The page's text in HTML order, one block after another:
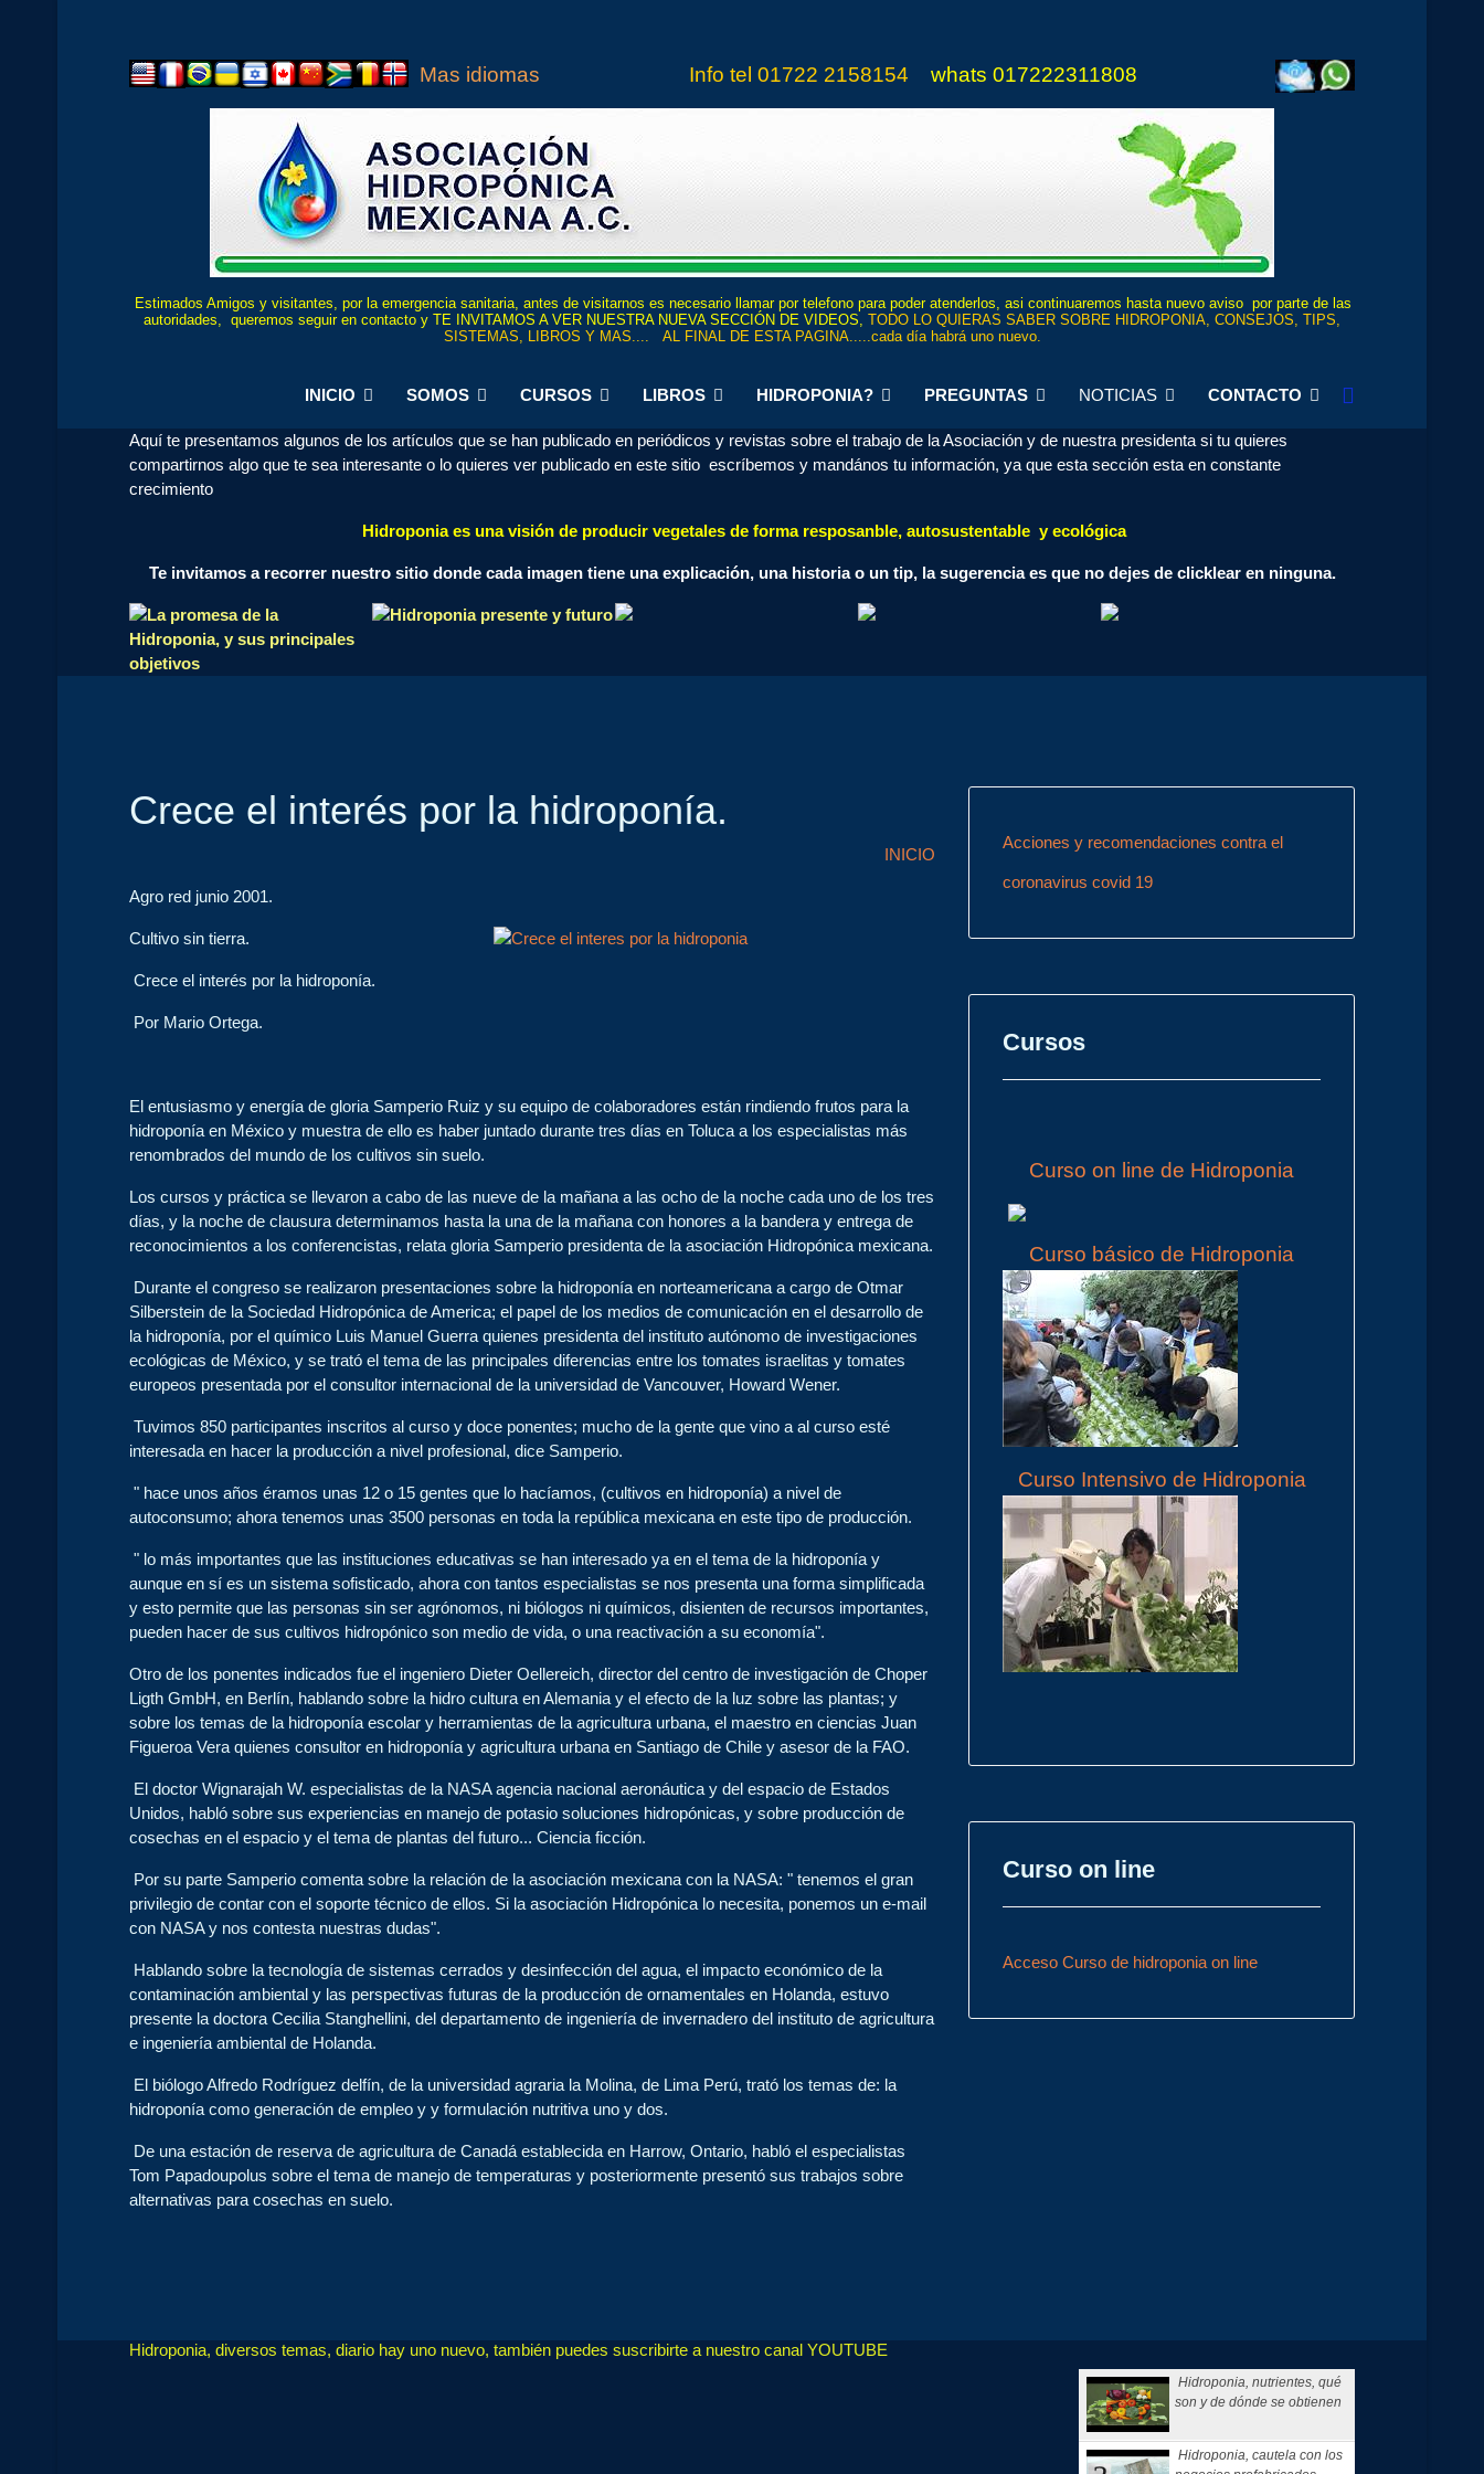
Mas idiomas Info tel 01722 2158154 whats 017222311808
Estimados Amigos y visitantes, por la emergencia sanitaria, antes de visitarnos es necesario llamar por telefono para poder atenderlos, asi continuaremos hasta nuevo aviso por parte de las
autoridades, queremos seguir en contacto y TE INVITAMOS A VER NUESTRA NUEVA SECCIÓN DE VIDEOS, TODO LO QUIERAS SABER SOBRE HIDROPONIA, CONSEJOS, TIPS,
SISTEMAS, LIBROS Y MAS.... AL FINAL DE ESTA PAGINA.....cada día habrá uno nuevo.
INICIO SOMOS CURSOS LIBROS HIDROPONIA? PREGUNTAS NOTICIAS CONTACTO
Aquí te presentamos algunos de los artículos que se han publicado en periódicos y revistas sobre el trabajo de la Asociación y de nuestra presidenta si tu quieres
compartirnos algo que te sea interesante o lo quieres ver publicado en este sitio escríbemos y mandános tu información, ya que esta sección esta en constante
crecimiento
Hidroponia es una visión de producir vegetales de forma resposanble, autosustentable y ecológica
Te invitamos a recorrer nuestro sitio donde cada imagen tiene una explicación, una historia o un tip, la sugerencia es que no dejes de clicklear en ninguna.
Crece el interés por la hidroponía.
INICIO
Agro red junio 2001.
Cultivo sin tierra.
Crece el interés por la hidroponía.
Por Mario Ortega.
El entusiasmo y energía de gloria Samperio Ruiz y su equipo de colaboradores están rindiendo frutos para la
hidroponía en México y muestra de ello es haber juntado durante tres días en Toluca a los especialistas más
renombrados del mundo de los cultivos sin suelo.
Los cursos y práctica se llevaron a cabo de las nueve de la mañana a las ocho de la noche cada uno de los tres
días, y la noche de clausura determinamos hasta la una de la mañana con honores a la bandera y entrega de
reconocimientos a los conferencistas, relata gloria Samperio presidenta de la asociación Hidropónica mexicana.
Durante el congreso se realizaron presentaciones sobre la hidroponía en norteamericana a cargo de Otmar
Silberstein de la Sociedad Hidropónica de America; el papel de los medios de comunicación en el desarrollo de
la hidroponía, por el químico Luis Manuel Guerra quienes presidenta del instituto autónomo de investigaciones
ecológicas de México, y se trató el tema de las principales diferencias entre los tomates israelitas y tomates
europeos presentada por el consultor internacional de la universidad de Vancouver, Howard Wener.
Tuvimos 850 participantes inscritos al curso y doce ponentes; mucho de la gente que vino a al curso esté
interesada en hacer la producción a nivel profesional, dice Samperio.
" hace unos años éramos unas 12 o 15 gentes que lo hacíamos, (cultivos en hidroponía) a nivel de
autoconsumo; ahora tenemos unas 3500 personas en toda la república mexicana en este tipo de producción.
" lo más importantes que las instituciones educativas se han interesado ya en el tema de la hidroponía y
aunque en sí es un sistema sofisticado, ahora con tantos especialistas se nos presenta una forma simplificada
y esto permite que las personas sin ser agrónomos, ni biólogos ni químicos, disienten de recursos importantes,
pueden hacer de sus cultivos hidropónico son medio de vida, o una reactivación a su economía".
Otro de los ponentes indicados fue el ingeniero Dieter Oellereich, director del centro de investigación de Choper
Ligth GmbH, en Berlín, hablando sobre la hidro cultura en Alemania y el efecto de la luz sobre las plantas; y
sobre los temas de la hidroponía escolar y herramientas de la agricultura urbana, el maestro en ciencias Juan
Figueroa Vera quienes consultor en hidroponía y agricultura urbana en Santiago de Chile y asesor de la FAO.
El doctor Wignarajah W. especialistas de la NASA agencia nacional aeronáutica y del espacio de Estados
Unidos, habló sobre sus experiencias en manejo de potasio soluciones hidropónicas, y sobre producción de
cosechas en el espacio y el tema de plantas del futuro... Ciencia ficción.
Por su parte Samperio comenta sobre la relación de la asociación mexicana con la NASA: " tenemos el gran
privilegio de contar con el soporte técnico de ellos. Si la asociación Hidropónica lo necesita, ponemos un e-mail
con NASA y nos contesta nuestras dudas".
Hablando sobre la tecnología de sistemas cerrados y desinfección del agua, el impacto económico de la
contaminación ambiental y las perspectivas futuras de la producción de ornamentales en Holanda, estuvo
presente la doctora Cecilia Stanghellini, del departamento de ingeniería de invernadero del instituto de agricultura
e ingeniería ambiental de Holanda.
El biólogo Alfredo Rodríguez delfín, de la universidad agraria la Molina, de Lima Perú, trató los temas de: la
hidroponía como generación de empleo y y formulación nutritiva uno y dos.
De una estación de reserva de agricultura de Canadá establecida en Harrow, Ontario, habló el especialistas
Tom Papadoupolus sobre el tema de manejo de temperaturas y posteriormente presentó sus trabajos sobre
alternativas para cosechas en suelo.
Acciones y recomendaciones contra el
coronavirus covid 19
Cursos
Curso on line de Hidroponia
Curso básico de Hidroponia
Curso Intensivo de Hidroponia
Curso on line
Acceso Curso de hidroponia on line
Hidroponia, diversos temas, diario hay uno nuevo, también puedes suscribirte a nuestro canal YOUTUBE
Hidroponia, nutrientes, qué
son y de dónde se obtienen
Hidroponia, cautela con los